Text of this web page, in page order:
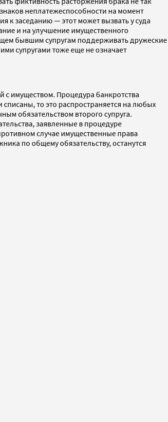
неплатежеспособности на момент
к заседанию — этот может вызвать у суда
и на улучшение имущественного
бывшим супругам поддерживать дружеские
супругами тоже еще не означает
с имуществом. Процедура банкротства
то это распространяется на любых
обязательством второго супруга.
заявленные в процедуре
случае имущественные права
по общему обязательству, останутся